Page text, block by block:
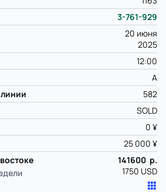
3-761-929
20 июня
2025
12:00
A
582
SOLD
0 ¥
25 000 ¥
141600 р.
1750 USD